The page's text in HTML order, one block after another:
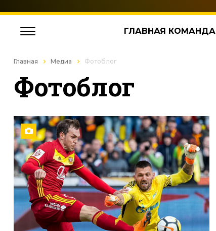
ГЛАВНАЯ КОМАНДА
Главная Медиа Фотоблог
Фотоблог